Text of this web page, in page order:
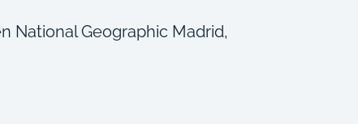
National Geographic Madrid,